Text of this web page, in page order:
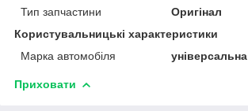
Тип запчастини
Оригінал
Користувальницькі характеристики
Марка автомобіля
універсальна
Приховати